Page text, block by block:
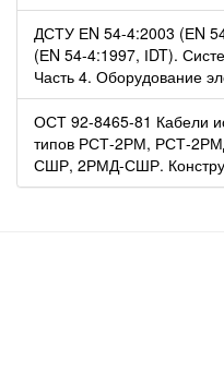
ДСТУ ЕN 54-4:2003 (ЕN
(ЕN 54-4:1997, ІDT).
Часть 4. Оборудование
ОСТ 92-8465-81 Кабели
типов РСТ-2РМ, РСТ-
СШР, 2РМД-СШР.